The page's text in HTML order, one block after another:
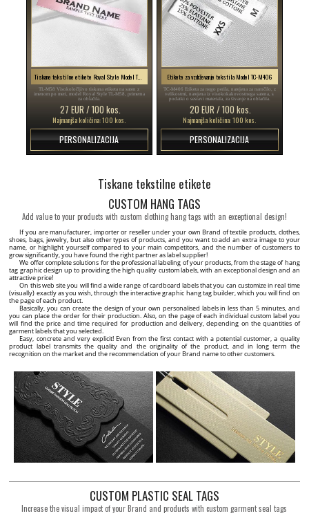
Tiskane tekstilne etikete Royal Style Model TL-M58
TL-M58 Visokoločljivo tiskana etiketa na saten z
imenom po meri, model Royal Style TL-M58, primerna
za oblačila.
27 EUR / 100 kos.
Najmanjša količina: 100 kos.
PERSONALIZACIJA
Etikete za vzdrževanje tekstila Model TC-M406
TC-M406 Etiketa za nego perila, narejena za naročilo, z
velikostmi, narejena iz visokokakovostnega satena, s
podatki o sestavi materiala, za šivanje na oblačila.
20 EUR / 100 kos.
Najmanjša količina: 100 kos.
PERSONALIZACIJA
Tiskane tekstilne etikete
CUSTOM HANG TAGS
Add value to your products with custom clothing hang tags with an exceptional design!
If you are manufacturer, importer or reseller under your own Brand of textile products, clothes,
shoes, bags, jewelry, but also other types of products, and you want to add an extra image to your
name, or highlight yourself compared to your main competitors, and the number of customers to
grow significantly, you have found the right partner as label supplier!
We offer complete solutions for the professional labeling of your products, from the stage of hang
tag graphic design up to providing the high quality custom labels, with an exceptional design and an
attractive price!
On this web site you will find a wide range of cardboard labels that you can customize in real time
(visually) exactly as you wish, through the interactive graphic hang tag builder, which you will find on
the page of each product.
Basically, you can create the design of your own personalised labels in less than 5 minutes, and
you can place the order for their production. Also, on the page of each individual custom label you
will find the price and time required for production and delivery, depending on the quantities of
garment labels that you selected.
Easy, concrete and very explicit! Even from the first contact with a potential customer, a quality
product label transmits the quality and the originality of the product, and in long term the
recognition on the market and the recommendation of your Brand name to other customers.
CUSTOM PLASTIC SEAL TAGS
Increase the visual impact of your Brand and products with custom garment seal tags